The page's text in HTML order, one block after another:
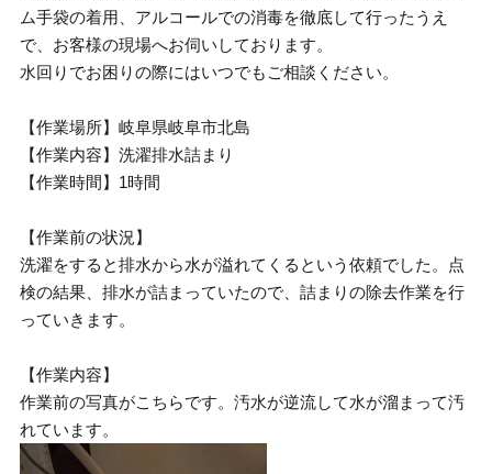
ム手袋の着用、アルコールでの消毒を徹底して行ったうえ
で、お客様の現場へお伺いしております。
水回りでお困りの際にはいつでもご相談ください。
【作業場所】岐阜県岐阜市北島
【作業内容】洗濯排水詰まり
【作業時間】1時間
【作業前の状況】
洗濯をすると排水から水が溢れてくるという依頼でした。点
検の結果、排水が詰まっていたので、詰まりの除去作業を行
っていきます。
【作業内容】
作業前の写真がこちらです。汚水が逆流して水が溜まって汚
れています。